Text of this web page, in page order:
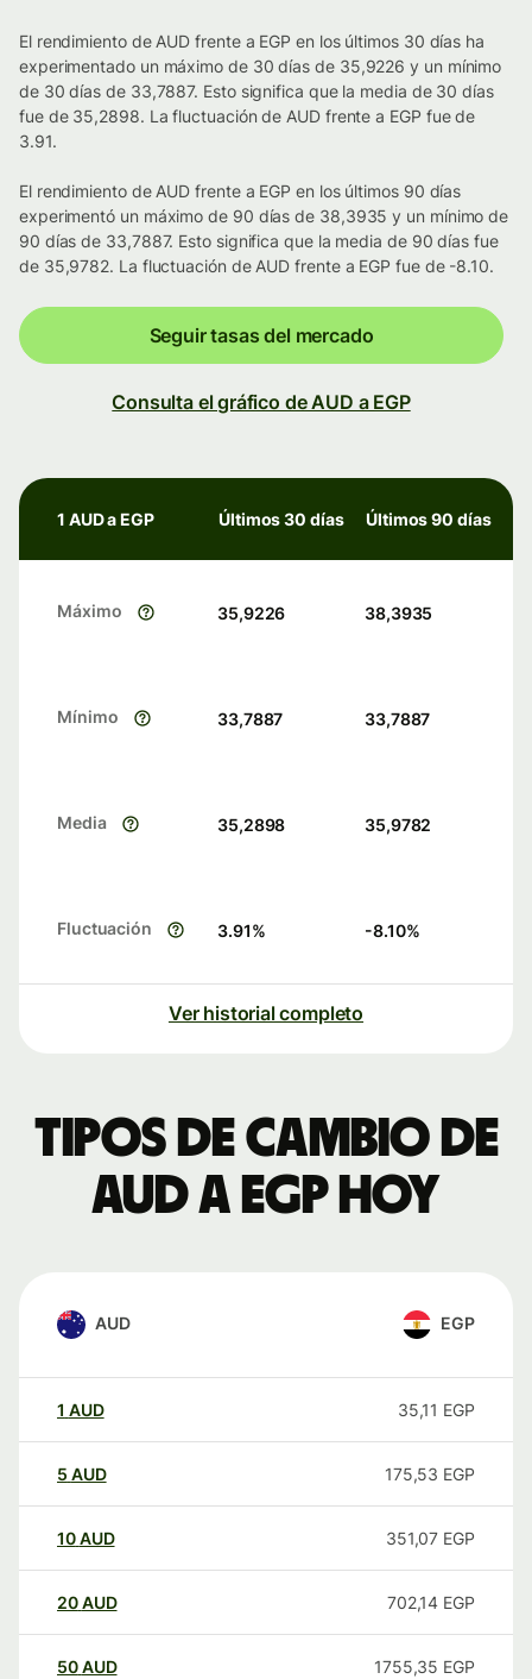
El rendimiento de AUD frente a EGP en los últimos 30 días ha
experimentado un máximo de 30 días de 35,9226 y un mínimo
de 30 días de 33,7887. Esto significa que la media de 30 días
fue de 35,2898. La fluctuación de AUD frente a EGP fue de
3.91.
El rendimiento de AUD frente a EGP en los últimos 90 días
experimentó un máximo de 90 días de 38,3935 y un mínimo de
90 días de 33,7887. Esto significa que la media de 90 días fue
de 35,9782. La fluctuación de AUD frente a EGP fue de -8.10.
Seguir tasas del mercado
Consulta el gráfico de AUD a EGP
1 AUD a EGP Últimos 30 días Últimos 90 días
Máximo 35,9226 38,3935
Mínimo 33,7887 33,7887
Media 35,2898 35,9782
Fluctuación 3.91% -8.10%
Ver historial completo
Tipos de cambio de
AUD a EGP hoy
AUD EGP
1 AUD 35,11 EGP
5 AUD 175,53 EGP
10AUD 351,07 EGP
20AUD 702,14 EGP
50AUD 1755,35 EGP